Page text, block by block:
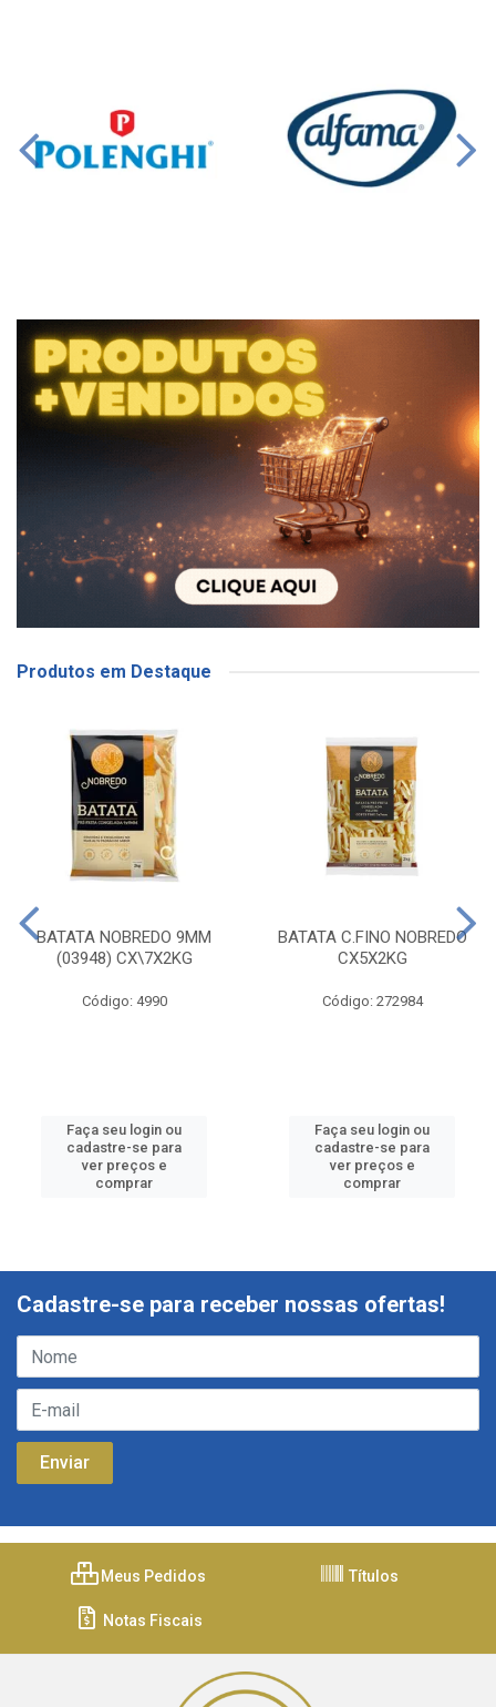
Produtos em Destaque
BATATA NOBREDO 9MM
(03948) CX\7X2KG
Código: 4990
Faça seu login ou
cadastre-se para
ver preços e
comprar
BATATA C.FINO NOBREDO
CX5X2KG
Código: 272984
Faça seu login ou
cadastre-se para
ver preços e
comprar
Cadastre-se para receber nossas ofertas!
Meus Pedidos Títulos
Notas Fiscais